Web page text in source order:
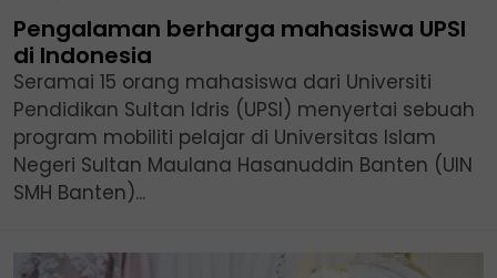
Pengalaman berharga mahasiswa UPSI
di Indonesia
Seramai 15 orang mahasiswa dari Universiti
Pendidikan Sultan Idris (UPSI) menyertai sebuah
program mobiliti pelajar di Universitas Islam
Negeri Sultan Maulana Hasanuddin Banten (UIN
SMH Banten)...